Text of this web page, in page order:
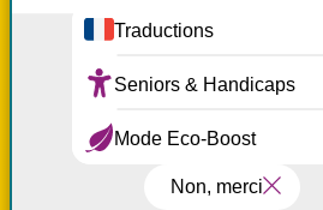
Tout accepter
Tout refuser
accueil@ouest-
02 62 42